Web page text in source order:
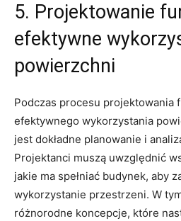
5. ‌Projektowanie
efektywne‍
powierzchni
Podczas​ procesu projektowania
efektywnego wykorzystania
jest dokładne planowanie i
Projektanci muszą uwzględnić
jakie ma spełniać⁣ budynek, aby
wykorzystanie przestrzeni. W
różnorodne⁤ koncepcje, które